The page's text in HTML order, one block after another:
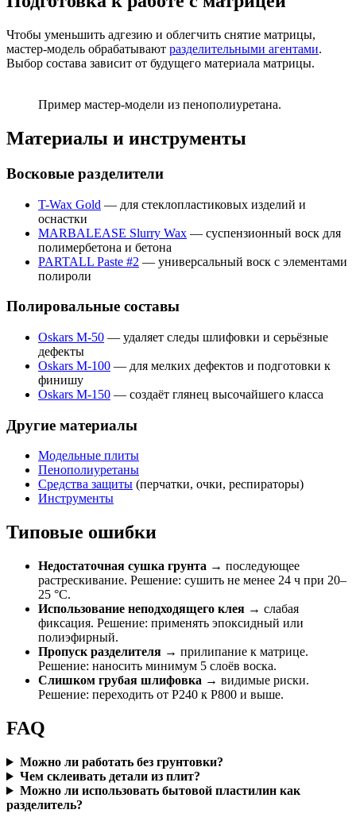
Чтобы уменьшить адгезию и облегчить снятие матрицы,
мастер-модель обрабатывают разделительными агентами.
Выбор состава зависит от будущего материала матрицы.
Пример мастер-модели из пенополиуретана.
Материалы и инструменты
Восковые разделители
T-Wax Gold — для стеклопластиковых изделий и
оснастки
MARBALEASE Slurry Wax — суспензионный воск для
полимербетона и бетона
PARTALL Paste #2 — универсальный воск с элементами
полироли
Полировальные составы
Oskars М-50 — удаляет следы шлифовки и серьёзные
дефекты
Oskars М-100 — для мелких дефектов и подготовки к
финишу
Oskars М-150 — создаёт глянец высочайшего класса
Другие материалы
Модельные плиты
Пенополиуретаны
Средства защиты (перчатки, очки, респираторы)
Инструменты
Типовые ошибки
Недостаточная сушка грунта → последующее
растрескивание. Решение: сушить не менее 24 ч при 20–
25 °C.
Использование неподходящего клея → слабая
фиксация. Решение: применять эпоксидный или
полиэфирный.
Пропуск разделителя → прилипание к матрице.
Решение: наносить минимум 5 слоёв воска.
Слишком грубая шлифовка → видимые риски.
Решение: переходить от P240 к P800 и выше.
FAQ
Можно ли работать без грунтовки?
Чем склеивать детали из плит?
Можно ли использовать бытовой пластилин как
разделитель?